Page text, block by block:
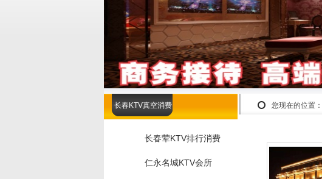
您现在的位置：
长春KTV真空消费
长春荤KTV排行消费
仁永名城KTV会所